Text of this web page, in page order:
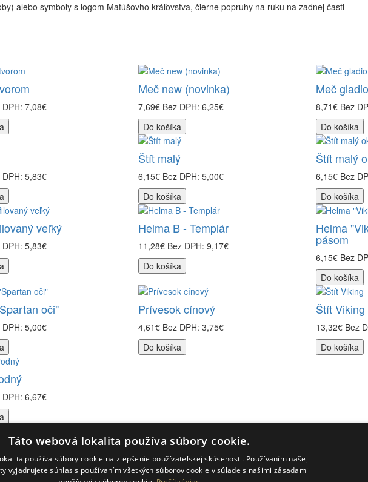
alebo symboly s logom Matúšovho kráľovstva, čierne popruhy na ruku na zadnej časti
DPH: 7,08€
Meč new (novinka)
7,69€ Bez DPH: 6,25€
Do košíka
Meč
8,71€ Bez
Do košíka
DPH: 5,83€
Štít malý
6,15€ Bez DPH: 5,00€
Do košíka
Štít malý
6,15€ Bez
Do košíka
veľký
DPH: 5,83€
Helma B - Templár
11,28€ Bez DPH: 9,17€
Do košíka
Helma
pásom
6,15€ Bez
Do košíka
oči"
DPH: 5,00€
Prívesok cínový
4,61€ Bez DPH: 3,75€
Do košíka
Štít Viking
13,32€ Bez
Do košíka
DPH: 6,67€
servis
nás
Extra
Výrobcovia
Táto webová lokalita používa súbory cookie.
používa súbory cookie na zlepšenie používateľskej skúsenosti. Používaním našej
vyjadrujete súhlas s používaním všetkých súborov cookie v súlade s našimi zásadami